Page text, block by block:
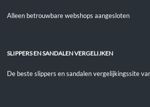
Alleen betrouwbare webshops aangesloten
SLIPPERS EN SANDALEN VERGELIJKEN
De beste slippers en sandalen vergelijkingssite